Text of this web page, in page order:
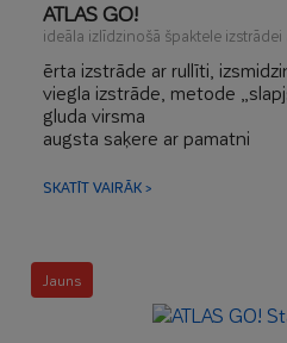
ATLAS GO!
ideāla izlīdzinošā špaktele izstrādei
ērta izstrāde ar rullīti,
viegla izstrāde, metode
gluda virsma
augsta saķere ar pamatni
lieliska apstrāde – samazināta
SKATĪT VAIRĀK >
Jauns